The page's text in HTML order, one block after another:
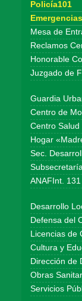
Policía101
Mesa de
Reclamos
Honorable
Juzgado de
Guardia
Centro de
Centro Salud
Hogar
Sec.
ANAFInt. 131
Desarrollo
Defensa del
Licencias de
Cultura y
Dirección de
Obras
Servicios